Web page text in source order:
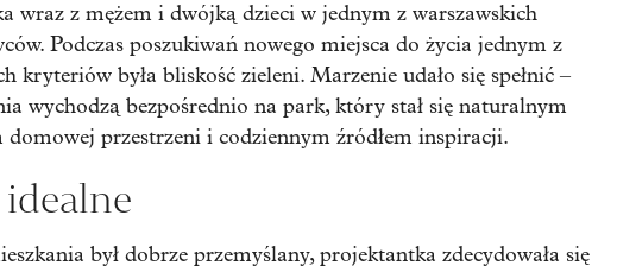
wraz z mężem i dwójką dzieci w jednym z warszawskich
Podczas poszukiwań nowego miejsca do życia jednym z
kryteriów była bliskość zieleni. Marzenie udało się spełnić –
wychodzą bezpośrednio na park, który stał się naturalnym
domowej przestrzeni i codziennym źródłem inspiracji.
był dobrze przemyślany, projektantka zdecydowała się